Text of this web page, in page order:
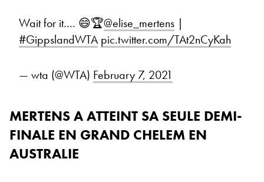
Wait for it…. 😄🏆@elise_mertens |
#GippslandWTA pic.twitter.com/TAt2nCyKah
— wta (@WTA) February 7, 2021
MERTENS A ATTEINT SA SEULE DEMI-
FINALE EN GRAND CHELEM EN
AUSTRALIE